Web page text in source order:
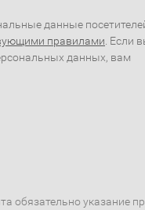
данные
правилами . Если
данных, вам
обязательно указание